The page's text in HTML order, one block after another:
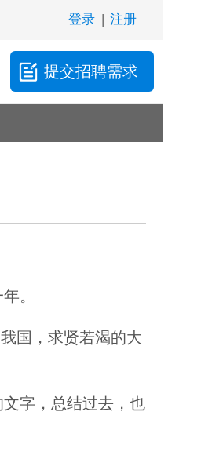
登录 | 注册
提交招聘需求
。
国，求贤若渴的大
字，总结过去，也